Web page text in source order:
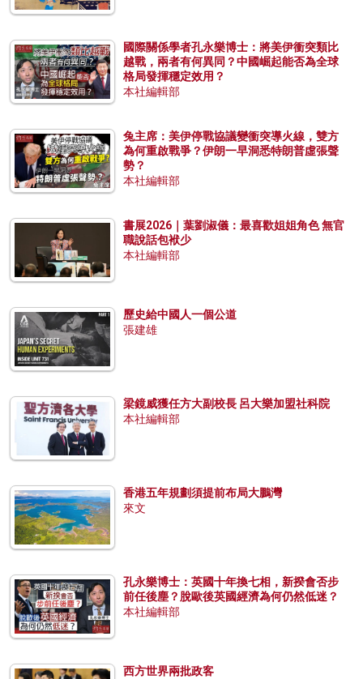
國際關係學者孔永樂博士：將美伊衝突類比
越戰，兩者有何異同？中國崛起能否為全球
格局發揮穩定效用？
本社編輯部
兔主席：美伊停戰協議變衝突導火線，雙方
為何重啟戰爭？伊朗一早洞悉特朗普虛張聲
勢？
本社編輯部
書展2026｜葉劉淑儀：最喜歡姐姐角色 無官
職說話包袱少
本社編輯部
歷史給中國人一個公道
張建雄
梁鏡威獲任方大副校長 呂大樂加盟社科院
本社編輯部
香港五年規劃須提前布局大鵬灣
來文
孔永樂博士：英國十年換七相，新揆會否步
前任後塵？脫歐後英國經濟為何仍然低迷？
本社編輯部
西方世界兩批政客